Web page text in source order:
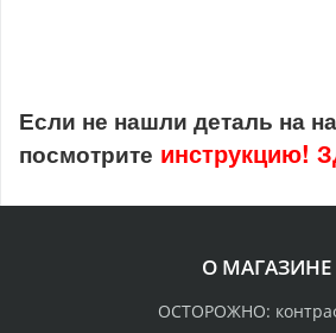
Если не нашли деталь на
посмотрите инструкцию!
О МАГАЗИНЕ
ОСТОРОЖНО: